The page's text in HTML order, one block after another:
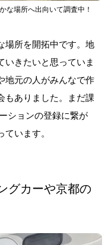
な場所へ出向いて調査中！
場所を開拓中です。地
いきたいと思っていま
地元の人がみんなで作
もありました。まだ課
ションの登録に繋が
ています。
グカーや京都の